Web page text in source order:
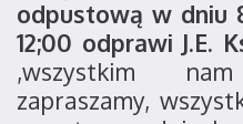
odpustową w dniu
12;00 odprawi J.E.
,wszystkim
zapraszamy,